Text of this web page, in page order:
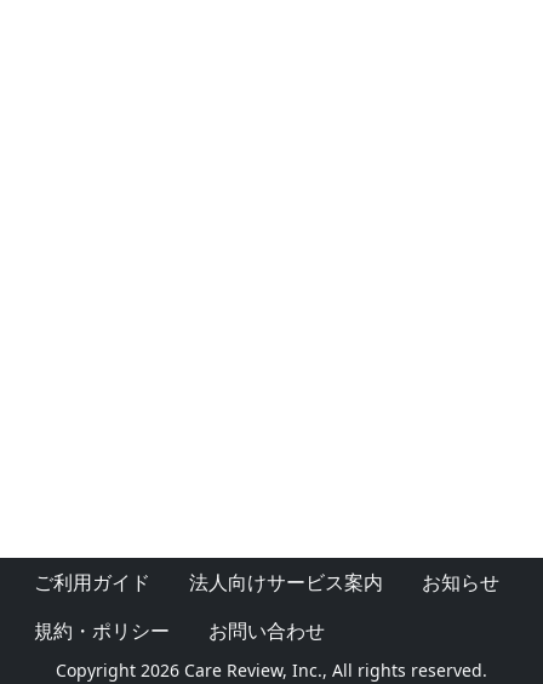
ご利用ガイド 法人向けサービス案内
お知らせ
規約・ポリシー
お問い合わせ
Copyright 2026 Care Review, Inc., All rights reserved.